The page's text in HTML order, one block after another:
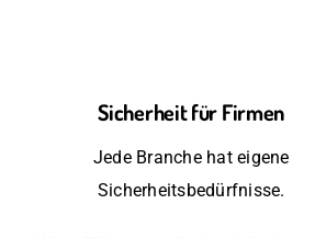
Sicherheit für Firmen
Jede Branche hat eigene
Sicherheitsbedürfnisse.